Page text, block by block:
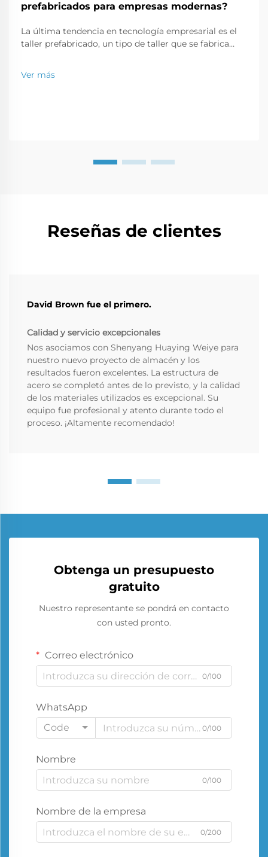
prefabricados para empresas modernas?
La última tendencia en tecnología empresarial es el
taller prefabricado, un tipo de taller que se fabrica
ensamblarse como un rompecabezas. Este tipo
moderno de construcción es una solución perfecta
Ver más
Reseñas de clientes
David Brown fue el primero.
Calidad y servicio excepcionales
Nos asociamos con Shenyang Huaying Weiye para
nuestro nuevo proyecto de almacén y los
resultados fueron excelentes. La estructura de
acero se completó antes de lo previsto, y la calidad
de los materiales utilizados es excepcional. Su
equipo fue profesional y atento durante todo el
proceso. ¡Altamente recomendado!
Obtenga un presupuesto
gratuito
Nuestro representante se pondrá en contacto
con usted pronto.
Correo electrónico
0/100
WhatsApp
Code
0/100
Nombre
0/100
Nombre de la empresa
0/200